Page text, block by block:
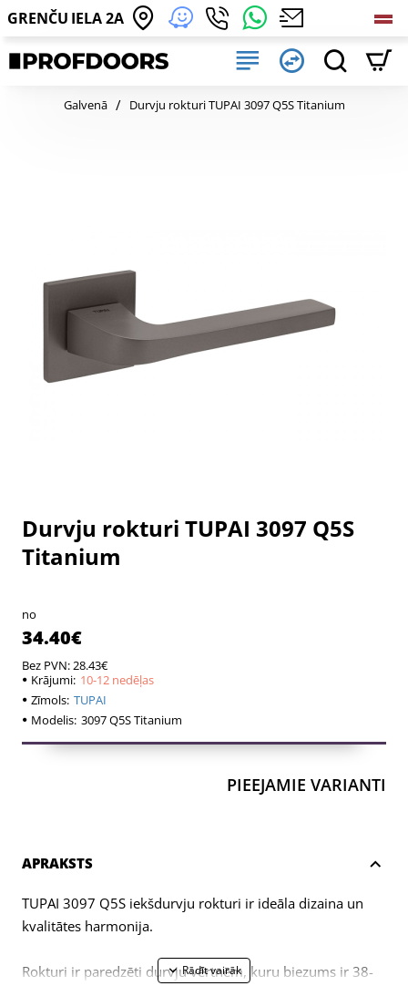
GRENČU IELA 2A
GalvenāhomeDurvju rokturi TUPAI 3097 Q5S Titanium
10-12 nedēļas
10-12 nedēļas
Durvju rokturi TUPAI 3097 Q5S
Titanium
no
34.40€
Bez PVN: 28.43€
Krājumi: 10-12 nedēļas
Zīmols: TUPAI
Modelis: 3097 Q5S Titanium
PIEEJAMIE VARIANTI
APRAKSTS
TUPAI 3097 Q5S iekšdurvju rokturi ir ideāla dizaina un
kvalitātes harmonija.
Rokturi ir paredzēti durvju vērtnēm, kuru biezums ir 38-